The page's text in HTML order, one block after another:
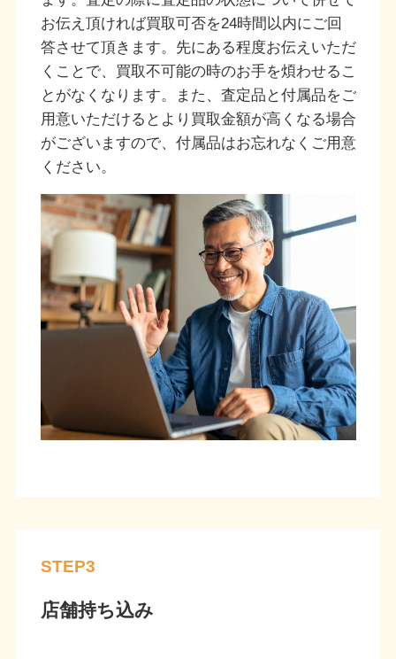
お伝え頂ければ買取可否を24時間以内にご回
答させて頂きます。先にある程度お伝えいただ
くことで、買取不可能の時のお手を煩わせるこ
とがなくなります。また、査定品と付属品をご
用意いただけるとより買取金額が高くなる場合
がございますので、付属品はお忘れなくご用意
ください。
STEP3
店舗持ち込み